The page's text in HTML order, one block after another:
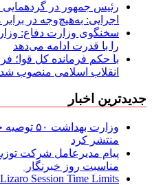
رئیس جمهور در
اجرایی: به‌هیچ‌وجه در
سخنگوی وزارت دفاع:
را با قدرت ادامه می‌دهد
با حکم فرمانده کل قوا؛
انقلاب اسلامی منصوب شد
جدیدترین اخبار
وزارت
منتشر کرد
پیام مدیرعامل شركت
مناسبت روز خبرنگار ‌
Lizaro Session Time Limits